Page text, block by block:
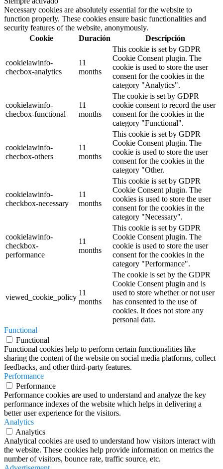
Necessary cookies are absolutely essential for the website to
function properly. These cookies ensure basic functionalities and
security features of the website, anonymously.
Cookie
Duración Descripción
cookielawinfo-
checbox-analytics
11
months
This cookie is set by GDPR
Cookie Consent plugin. The
cookie is used to store the user
consent for the cookies in the
category "Analytics".
cookielawinfo-
checbox-functional
11
months
The cookie is set by GDPR
cookie consent to record the user
consent for the cookies in the
category "Functional".
cookielawinfo-
checbox-others
11
months
This cookie is set by GDPR
Cookie Consent plugin. The
cookie is used to store the user
consent for the cookies in the
category "Other.
cookielawinfo-
checkbox-necessary
11
months
This cookie is set by GDPR
Cookie Consent plugin. The
cookies is used to store the user
consent for the cookies in the
category "Necessary".
cookielawinfo-
checkbox-
performance
11
months
This cookie is set by GDPR
Cookie Consent plugin. The
cookie is used to store the user
consent for the cookies in the
category "Performance".
viewed_cookie_policy
11
months
The cookie is set by the GDPR
Cookie Consent plugin and is
used to store whether or not user
has consented to the use of
cookies. It does not store any
personal data.
Functional
Functional
Functional cookies help to perform certain functionalities like
sharing the content of the website on social media platforms, collect
feedbacks, and other third-party features.
Performance
Performance
Performance cookies are used to understand and analyze the key
performance indexes of the website which helps in delivering a
better user experience for the visitors.
Analytics
Analytics
Analytical cookies are used to understand how visitors interact with
the website. These cookies help provide information on metrics the
number of visitors, bounce rate, traffic source, etc.